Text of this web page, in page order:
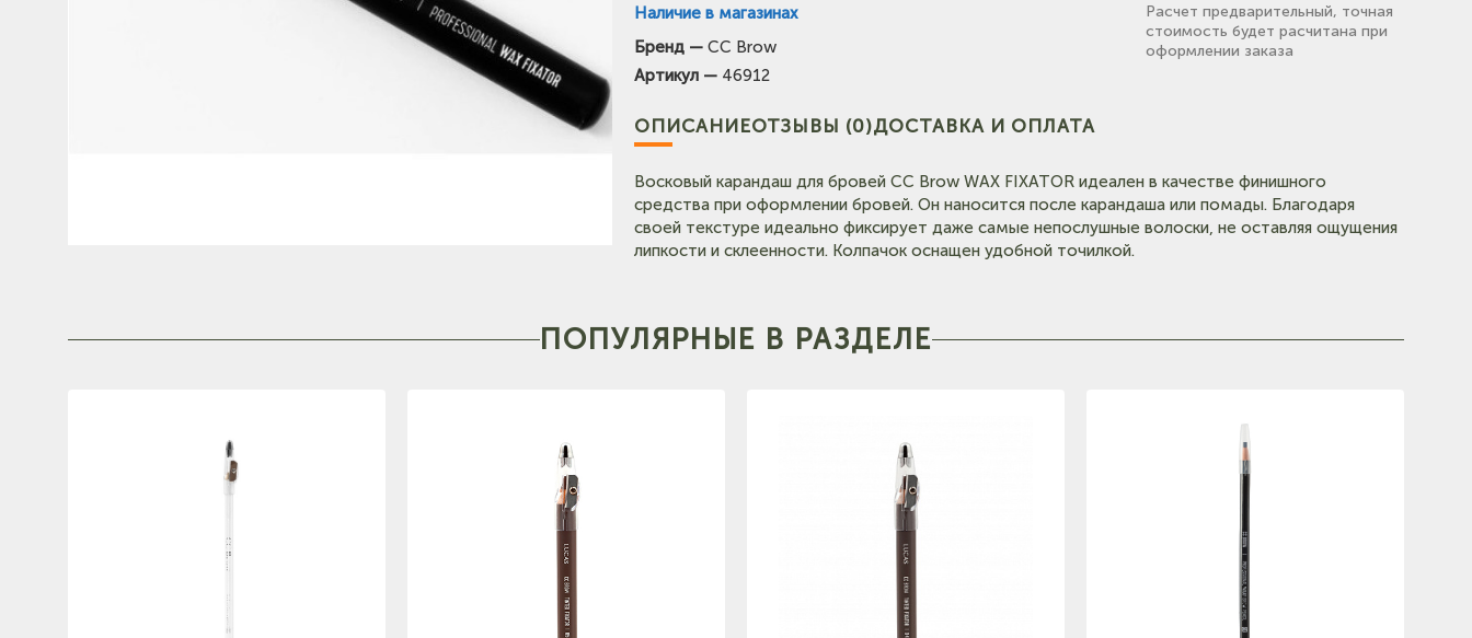
Наличие в магазинах
Тел: +7-903-947-7028
(на
карте)
(на карте)
Тел: +7-3852-721-001
(на карте)
(на карте)
Тел: +7-960-956-9598
Бренд — CC Brow
Артикул — 46912
Расчет предварительный, точная
стоимость будет расчитана при
оформлении заказа
ОПИСАНИЕОТЗЫВЫ (0)ДОСТАВКА И ОПЛАТА
Восковый карандаш для бровей CC Brow WAX FIXATOR идеален в качестве финишного
средства при оформлении бровей. Он наносится после карандаша или помады. Благодаря
своей текстуре идеально фиксирует даже самые непослушные волоски, не оставляя ощущения
липкости и склеенности. Колпачок оснащен удобной точилкой.
ПОПУЛЯРНЫЕ В РАЗДЕЛЕ